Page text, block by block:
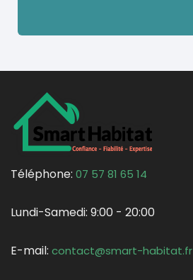
Téléphone: 07 57 81 65 14
Lundi-Samedi: 9:00 - 20:00
E-mail: contact@smart-habitat.fr